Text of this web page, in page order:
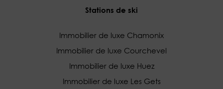
Stations de ski
Immobilier de luxe Chamonix
Immobilier de luxe Courchevel
Immobilier de luxe Huez
Immobilier de luxe Les Gets